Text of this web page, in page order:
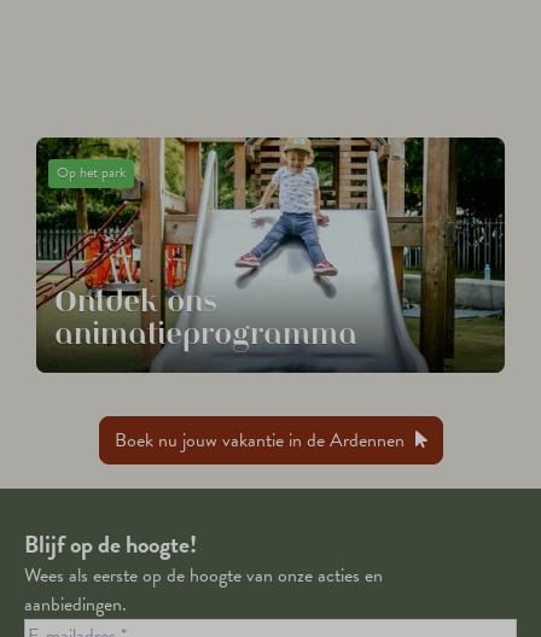
Op het park
Ontdek ons
animatieprogramma
Boek nu jouw vakantie in de Ardennen
Blijf op de hoogte!
Wees als eerste op de hoogte van onze acties en
aanbiedingen.